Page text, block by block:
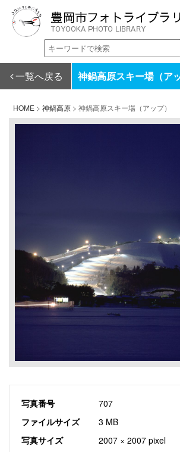
一覧へ戻る 神鍋高原スキー場（ア
HOME > 神鍋高原 > 神鍋高原スキー場（アップ）
写真番号
707
ファイルサイズ
3 MB
写真サイズ
2007 × 2007 pixel